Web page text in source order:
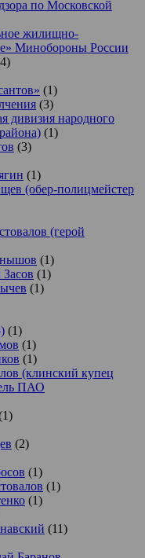
по Московской
жилищно-
Минобороны России
(1)
(3)
дивизия народного
(1)
(3)
(1)
(обер-полицмейстер
(герой
(1)
(1)
(1)
(1)
(1)
(1)
(клинский купец
ПАО
(2)
(1)
(1)
(1)
(11)